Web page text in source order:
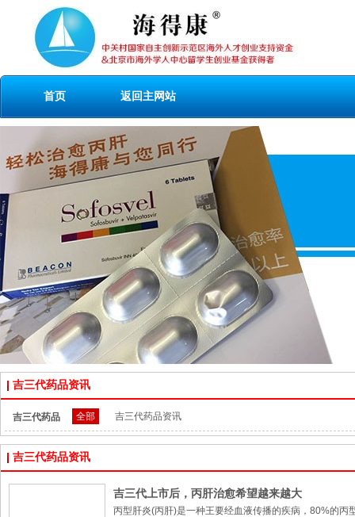
首页 返回主网站
吉三代药品资讯
吉三代药品
资讯：
全部 吉三代药品资讯
吉三代药品资讯
吉三代上市后，丙肝治愈希望越来越大
丙型肝炎(丙肝)是一种王要经血液传播的疾病，80%的